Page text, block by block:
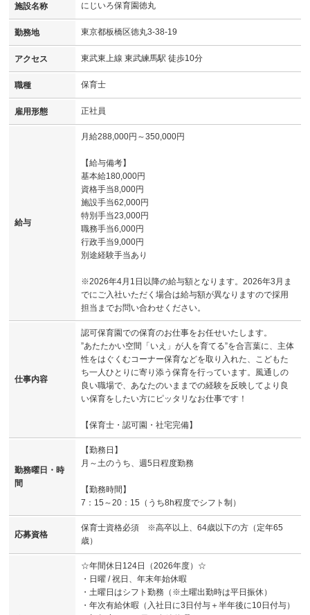
施設名称 にじいろ保育園徳丸
勤務地 東京都板橋区徳丸3-38-19
アクセス 東武東上線 東武練馬駅 徒歩10分
職種 保育士
雇用形態 正社員
給与
月給288,000円～350,000円
【給与備考】
基本給180,000円
資格手当8,000円
施設手当62,000円
特別手当23,000円
職務手当6,000円
行政手当9,000円
別途経験手当あり
※2026年4月1日以降の給与額となります。2026年3月ま
でにご入社いただく場合は給与額が異なりますので採用
担当までお問い合わせください。
仕事内容
認可保育園での保育のお仕事をお任せいたします。
”あたたかい空間「いえ」が人を育てる”を合言葉に、主体
性をはぐくむコーナー保育などを取り入れた、こどもた
ち一人ひとりに寄り添う保育を行っています。風通しの
良い職場で、あなたのいままでの経験を反映してより良
い保育をしたい方にピッタリなお仕事です！
【保育士・認可園・社宅完備】
勤務曜日・時
間
【勤務日】
月～土のうち、週5日程度勤務
【勤務時間】
7：15～20：15（うち8h程度でシフト制）
応募資格
保育士資格必須 ※高卒以上、64歳以下の方（定年65
歳）
☆年間休日124日（2026年度）☆
・日曜 / 祝日、年末年始休暇
・土曜日はシフト勤務（※土曜出勤時は平日振休）
・年次有給休暇（入社日に3日付与＋半年後に10日付与）